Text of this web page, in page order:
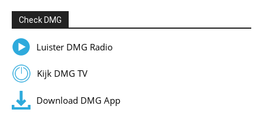
Check DMG
Luister DMG Radio
Kijk DMG TV
Download DMG App